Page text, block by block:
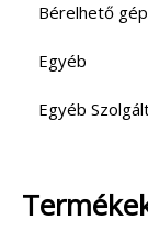
Bérelhető
Egyéb
Egyéb